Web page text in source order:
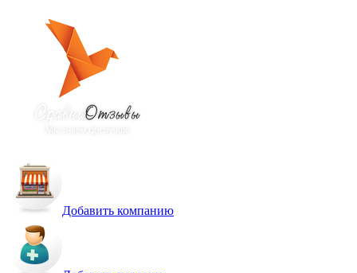
Добавить компанию